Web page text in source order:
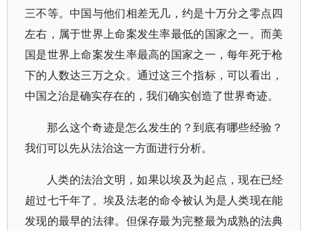
三不等。中国与他们相差无几，约是十万分之零点四
左右，属于世界上命案发生率最低的国家之一。而美
国是世界上命案发生率最高的国家之一，每年死于枪
下的人数达三万之众。通过这三个指标，可以看出，
中国之治是确实存在的，我们确实创造了世界奇迹。
那么这个奇迹是怎么发生的？到底有哪些经验？
我们可以先从法治这一方面进行分析。
人类的法治文明，如果以埃及为起点，现在已经
超过七千年了。埃及法老的命令被认为是人类现在能
发现的最早的法律。但保存最为完整最为成熟的法典